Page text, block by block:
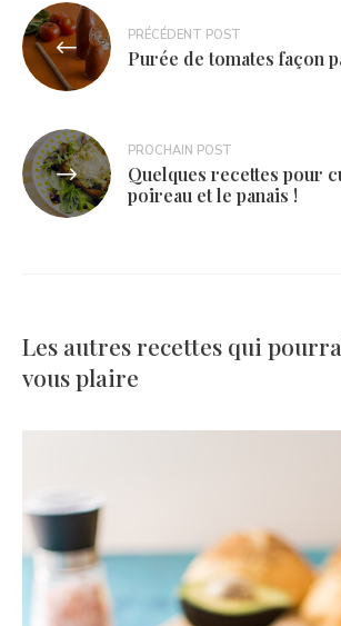
Navigation
de
l’article
PRÉCÉDENT POST
Purée de tomates façon
PROCHAIN POST
Quelques recettes pour
poireau et le panais !
Les autres recettes qui
vous plaire